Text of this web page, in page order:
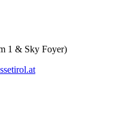
1 & Sky Foyer)